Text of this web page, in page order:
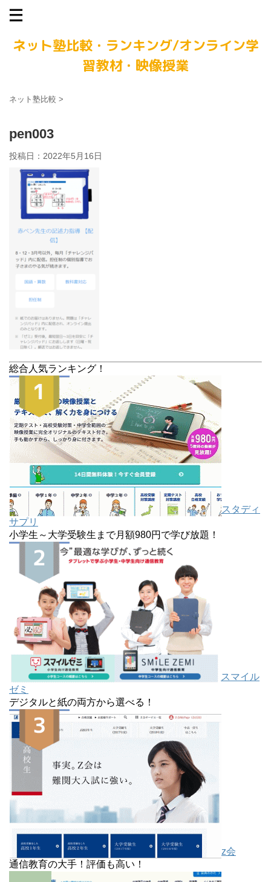
ネット塾比較・ランキング/オンライン学
習教材・映像授業
ネット塾比較 >
pen003
投稿日： 2022年5月16日
総合人気ランキング！
スタディ
サプリ
小学生～大学受験生まで月額980円で学び放題！
スマイル
ゼミ
デジタルと紙の両方から選べる！
z会
通信教育の大手！評価も高い！